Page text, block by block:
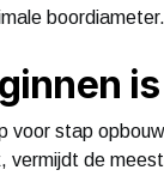
boordiameter.
voor stap
vermijdt de